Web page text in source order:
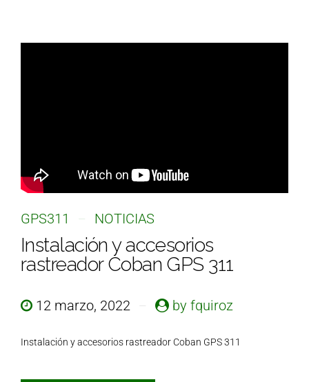
GPS311 NOTICIAS
Instalación y accesorios
rastreador Coban GPS 311
12 marzo, 2022 by fquiroz
Instalación y accesorios rastreador Coban GPS 311